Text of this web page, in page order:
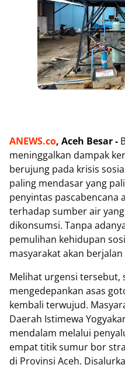
ANEWS.co, Aceh Besar -
meninggalkan dampak
berujung pada krisis
paling mendasar yang
penyintas pascabencana
terhadap sumber air
dikonsumsi. Tanpa
pemulihan kehidupan
masyarakat akan
Melihat urgensi tersebut,
mengedepankan asas
kembali terwujud.
Daerah Istimewa
mendalam melalui
empat titik sumur bor
di Provinsi Aceh.